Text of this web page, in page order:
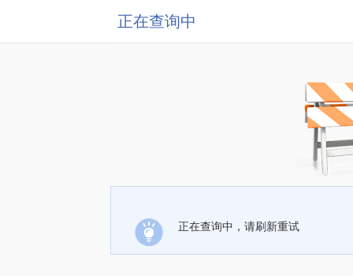
正在查询中
正在查询中，请刷新重试